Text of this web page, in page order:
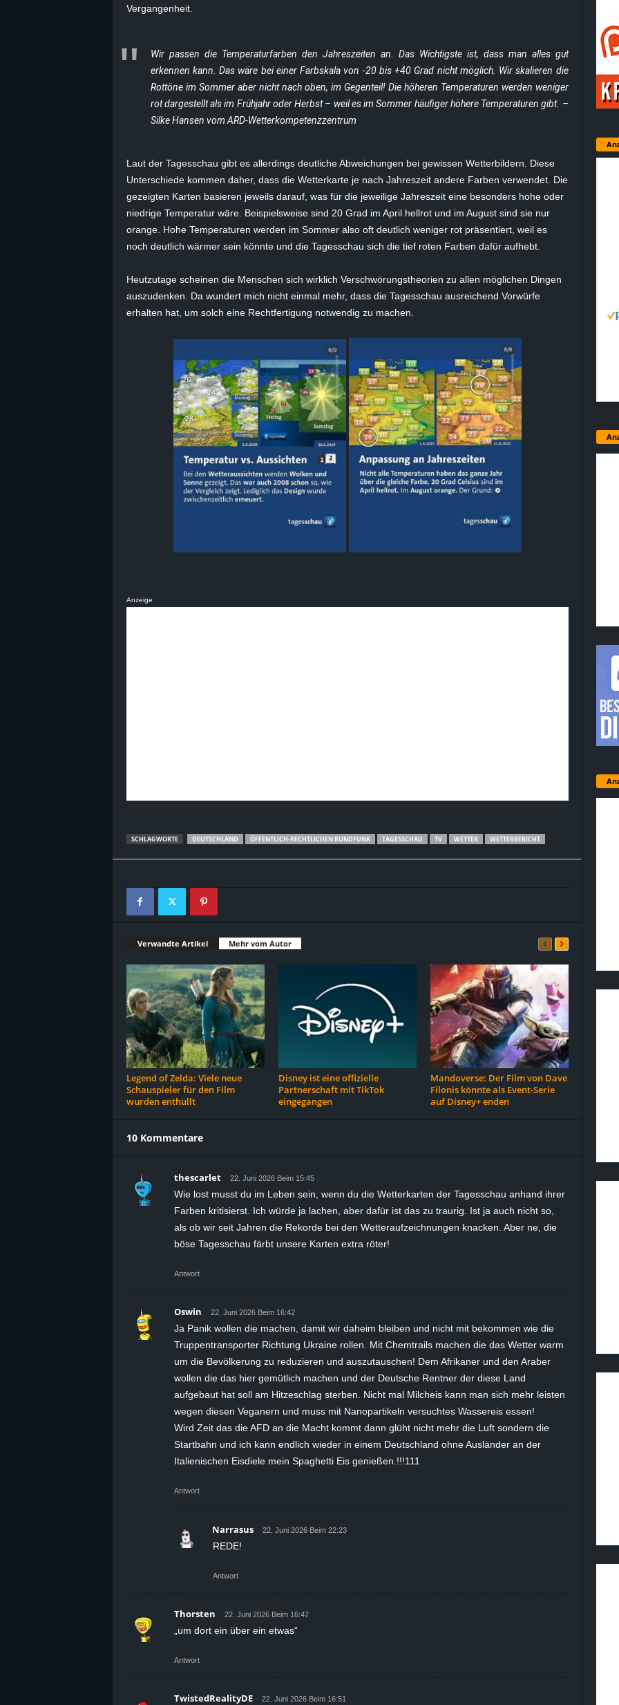
e
B
!
Vergangenheit.
Wir passen die Temperaturfarben den Jahreszeiten an. Das Wichtigste ist, dass man alles gut
erkennen kann. Das wäre bei einer Farbskala von -20 bis +40 Grad nicht möglich. Wir skalieren die
Rottöne im Sommer aber nicht nach oben, im Gegenteil! Die höheren Temperaturen werden weniger
rot dargestellt als im Frühjahr oder Herbst – weil es im Sommer häufiger höhere Temperaturen gibt. –
Silke Hansen vom ARD-Wetterkompetenzzentrum
Laut der Tagesschau gibt es allerdings deutliche Abweichungen bei gewissen Wetterbildern. Diese
Unterschiede kommen daher, dass die Wetterkarte je nach Jahreszeit andere Farben verwendet. Die
gezeigten Karten basieren jeweils darauf, was für die jeweilige Jahreszeit eine besonders hohe oder
niedrige Temperatur wäre. Beispielsweise sind 20 Grad im April hellrot und im August sind sie nur
orange. Hohe Temperaturen werden im Sommer also oft deutlich weniger rot präsentiert, weil es
noch deutlich wärmer sein könnte und die Tagesschau sich die tief roten Farben dafür aufhebt.
Heutzutage scheinen die Menschen sich wirklich Verschwörungstheorien zu allen möglichen Dingen
auszudenken. Da wundert mich nicht einmal mehr, dass die Tagesschau ausreichend Vorwürfe
erhalten hat, um solch eine Rechtfertigung notwendig zu machen.
Anzeige
SCHLAGWORTE DEUTSCHLAND ÖFFENTLICH-RECHTLICHEN RUNDFUNK TAGESSCHAU TV WETTER WETTERBERICHT
Verwandte Artikel Mehr vom Autor
Legend of Zelda: Viele neue
Schauspieler für den Film
wurden enthüllt
Disney ist eine offizielle
Partnerschaft mit TikTok
eingegangen
Mandoverse: Der Film von Dave
Filonis könnte als Event-Serie
auf Disney+ enden
10 Kommentare
thescarlet 22. Juni 2026 Beim 15:45
Wie lost musst du im Leben sein, wenn du die Wetterkarten der Tagesschau anhand ihrer
Farben kritisierst. Ich würde ja lachen, aber dafür ist das zu traurig. Ist ja auch nicht so,
als ob wir seit Jahren die Rekorde bei den Wetteraufzeichnungen knacken. Aber ne, die
böse Tagesschau färbt unsere Karten extra röter!
Antwort
Oswin 22. Juni 2026 Beim 16:42
Ja Panik wollen die machen, damit wir daheim bleiben und nicht mit bekommen wie die
Truppentransporter Richtung Ukraine rollen. Mit Chemtrails machen die das Wetter warm
um die Bevölkerung zu reduzieren und auszutauschen! Dem Afrikaner und den Araber
wollen die das hier gemütlich machen und der Deutsche Rentner der diese Land
aufgebaut hat soll am Hitzeschlag sterben. Nicht mal Milcheis kann man sich mehr leisten
wegen diesen Veganern und muss mit Nanopartikeln versuchtes Wassereis essen!
Wird Zeit das die AFD an die Macht kommt dann glüht nicht mehr die Luft sondern die
Startbahn und ich kann endlich wieder in einem Deutschland ohne Ausländer an der
Italienischen Eisdiele mein Spaghetti Eis genießen.!!!111
Antwort
Narrasus 22. Juni 2026 Beim 22:23
REDE!
Antwort
Thorsten 22. Juni 2026 Beim 16:47
„um dort ein über ein etwas“
Antwort
TwistedRealityDE 22. Juni 2026 Beim 16:51